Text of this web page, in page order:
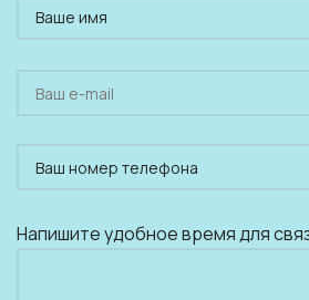
Напишите удобное время для